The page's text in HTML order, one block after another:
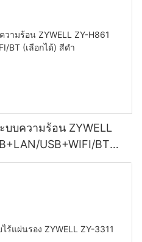
บบความร้อน ZYWELL
USB+WIFI/BT